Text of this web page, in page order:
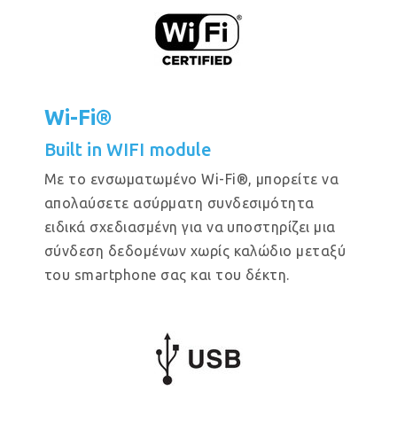
Wi-Fi®
Built in WIFI module
Με το ενσωματωμένο Wi-Fi®, μπορείτε να
απολαύσετε ασύρματη συνδεσιμότητα
ειδικά σχεδιασμένη για να υποστηρίζει μια
σύνδεση δεδομένων χωρίς καλώδιο μεταξύ
του smartphone σας και του δέκτη.